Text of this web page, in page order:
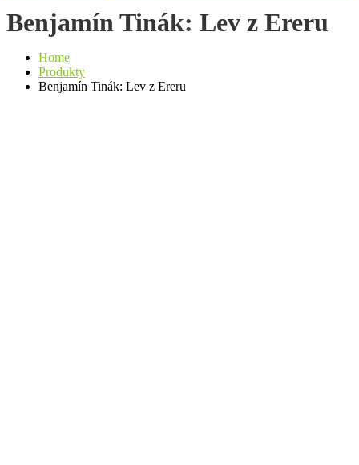
Benjamín Tinák: Lev z Ereru
Home
Produkty
Benjamín Tinák: Lev z Ereru